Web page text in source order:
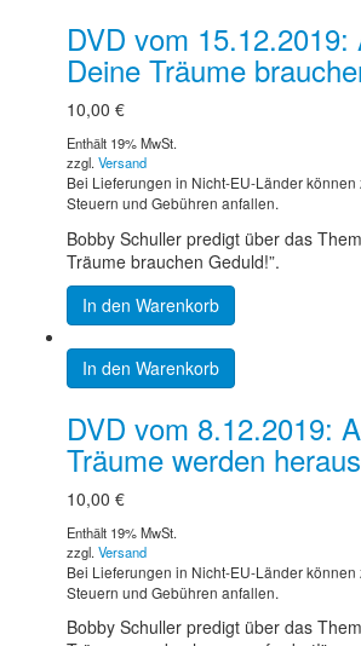
DVD vom 15.12.2019:
Deine Träume
10,00 €
Enthält 19% MwSt.
zzgl. Versand
Bei Lieferungen in Nicht-EU-Länder können
Steuern und Gebühren anfallen.
Bobby Schuller predigt über das
Träume brauchen Geduld!”.
In den Warenkorb
In den Warenkorb
DVD vom 8.12.2019:
Träume werden
10,00 €
Enthält 19% MwSt.
zzgl. Versand
Bei Lieferungen in Nicht-EU-Länder können
Steuern und Gebühren anfallen.
Bobby Schuller predigt über das